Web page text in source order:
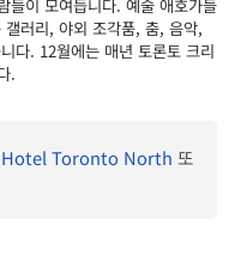
들이 모여듭니다. 예술 애호가들
러리, 야외 조각품, 춤, 음악,
다. 12월에는 매년 토론토 크리
.
Toronto North 또